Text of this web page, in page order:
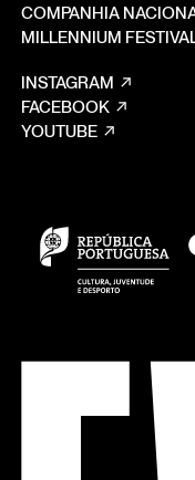
COMPANHIA
MILLENNIUM
INSTAGRAM
FACEBOOK
YOUTUBE